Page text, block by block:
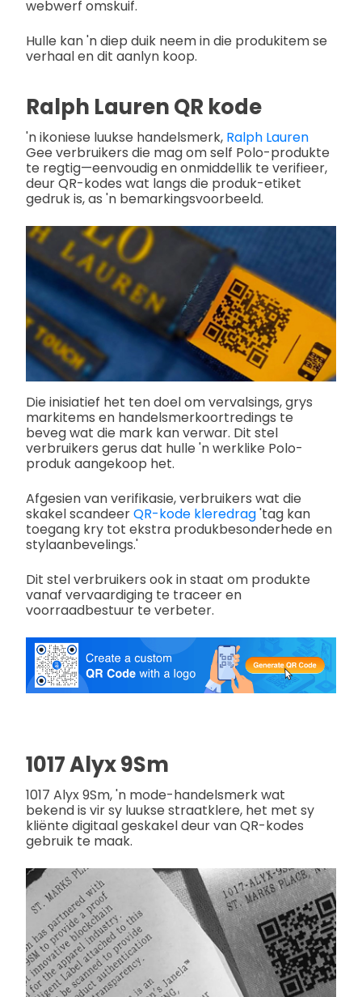
webwerf omskuif.
Hulle kan 'n diep duik neem in die produkitem se
verhaal en dit aanlyn koop.
Ralph Lauren QR kode
'n ikoniese luukse handelsmerk, Ralph Lauren
Gee verbruikers die mag om self Polo-produkte
te regtig—eenvoudig en onmiddellik te verifieer,
deur QR-kodes wat langs die produk-etiket
gedruk is, as 'n bemarkingsvoorbeeld.
Die inisiatief het ten doel om vervalsings, grys
markitems en handelsmerkoortredings te
beveg wat die mark kan verwar. Dit stel
verbruikers gerus dat hulle 'n werklike Polo-
produk aangekoop het.
Afgesien van verifikasie, verbruikers wat die
skakel scandeerQR-kode kleredrag'tag kan
toegang kry tot ekstra produkbesonderhede en
stylaanbevelings.'
Dit stel verbruikers ook in staat om produkte
vanaf vervaardiging te traceer en
voorraadbestuur te verbeter.
1017 Alyx 9Sm
1017 Alyx 9Sm, 'n mode-handelsmerk wat
bekend is vir sy luukse straatklere, het met sy
kliënte digitaal geskakel deur van QR-kodes
gebruik te maak.